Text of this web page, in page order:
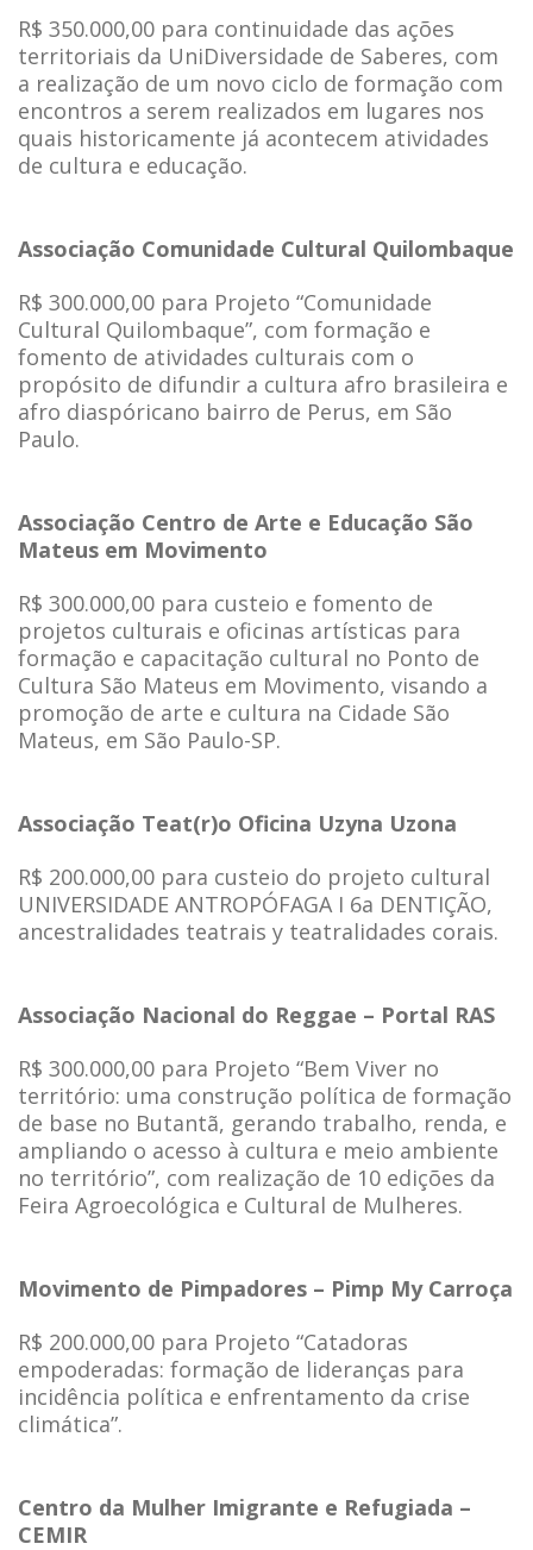
R$ 350.000,00 para continuidade das ações
territoriais da UniDiversidade de Saberes, com
a realização de um novo ciclo de formação com
encontros a serem realizados em lugares nos
quais historicamente já acontecem atividades
de cultura e educação.
Associação Comunidade Cultural Quilombaque
R$ 300.000,00 para Projeto “Comunidade
Cultural Quilombaque”, com formação e
fomento de atividades culturais com o
propósito de difundir a cultura afro brasileira e
afro diaspóricano bairro de Perus, em São
Paulo.
Associação Centro de Arte e Educação São
Mateus em Movimento
R$ 300.000,00 para custeio e fomento de
projetos culturais e oficinas artísticas para
formação e capacitação cultural no Ponto de
Cultura São Mateus em Movimento, visando a
promoção de arte e cultura na Cidade São
Mateus, em São Paulo-SP.
Associação Teat(r)o Oficina Uzyna Uzona
R$ 200.000,00 para custeio do projeto cultural
UNIVERSIDADE ANTROPÓFAGA I 6a DENTIÇÃO,
ancestralidades teatrais y teatralidades corais.
Associação Nacional do Reggae – Portal RAS
R$ 300.000,00 para Projeto “Bem Viver no
território: uma construção política de formação
de base no Butantã, gerando trabalho, renda, e
ampliando o acesso à cultura e meio ambiente
no território”, com realização de 10 edições da
Feira Agroecológica e Cultural de Mulheres.
Movimento de Pimpadores – Pimp My Carroça
R$ 200.000,00 para Projeto “Catadoras
empoderadas: formação de lideranças para
incidência política e enfrentamento da crise
climática”.
Centro da Mulher Imigrante e Refugiada –
CEMIR